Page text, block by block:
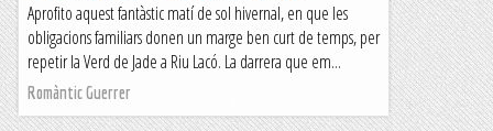
Aprofito aquest fantàstic matí de sol hivernal, en que les
obligacions familiars donen un marge ben curt de temps, per
repetir la Verd de Jade a Riu Lacó. La darrera que em...
Romàntic Guerrer